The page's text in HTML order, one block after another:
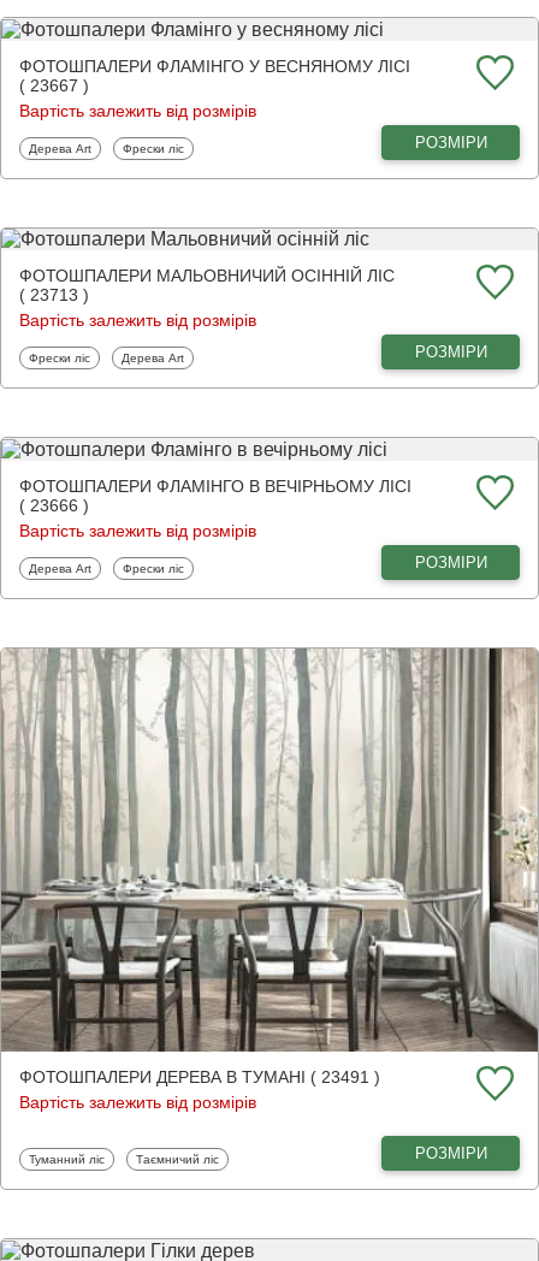
ФОТОШПАЛЕРИ ФЛАМІНГО У ВЕСНЯНОМУ ЛІСІ
( 23667 )
Вартість залежить від розмірів
Фотошпалери
Дерева Art Фотошпалери
Фрески ліс РОЗМІРИ
ФОТОШПАЛЕРИ МАЛЬОВНИЧИЙ ОСІННІЙ ЛІС
( 23713 )
Вартість залежить від розмірів
Фотошпалери
Фрески ліс Фотошпалери
Дерева Art РОЗМІРИ
ФОТОШПАЛЕРИ ФЛАМІНГО В ВЕЧІРНЬОМУ ЛІСІ
( 23666 )
Вартість залежить від розмірів
Фотошпалери
Дерева Art Фотошпалери
Фрески ліс РОЗМІРИ
ФОТОШПАЛЕРИ ДЕРЕВА В ТУМАНІ ( 23491 )
Вартість залежить від розмірів
Фотошпалери
Туманний ліс Фотошпалери
Таємничий ліс РОЗМІРИ